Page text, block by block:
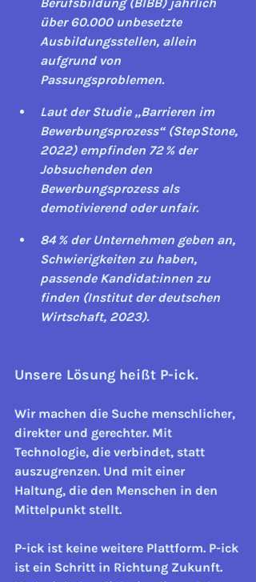
über 60.000 unbesetzte
Ausbildungsstellen, allein
aufgrund von
Passungsproblemen.
Laut der Studie „Barrieren im
Bewerbungsprozess“ (StepStone,
2022) empfinden 72 % der
Jobsuchenden den
Bewerbungsprozess als
demotivierend oder unfair.
84 % der Unternehmen geben an,
Schwierigkeiten zu haben,
passende Kandidat:innen zu
finden (Institut der deutschen
Wirtschaft, 2023).
Unsere Lösung heißt P-ick.
Wir machen die Suche menschlicher,
direkter und gerechter. Mit
Technologie, die verbindet, statt
auszugrenzen. Und mit einer
Haltung, die den Menschen in den
Mittelpunkt stellt.
P-ick ist keine weitere Plattform. P-ick
ist ein Schritt in Richtung Zukunft.